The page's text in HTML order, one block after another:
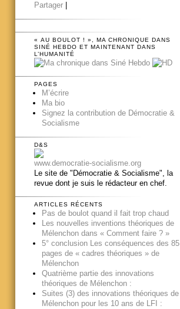
Partager
« AU BOULOT ! », MA CHRONIQUE DANS
SINÉ HEBDO ET MAINTENANT DANS
L’HUMANITÉ
PAGES
M’écrire
Ma bio
Signez la contribution de Démocratie &
Socialisme
D&S
www.democratie-socialisme.org
Le site de "Démocratie & Socialisme", la
revue dont je suis le rédacteur en chef.
ARTICLES RÉCENTS
Pas de boulot quand il fait trop chaud
Les nouvelles inventions théoriques de
Mélenchon dans « Comment faire ? »
5° conclusion Les conséquences des 85
pages de « cadres théoriques » de
Mélenchon
Quatrième partie des innovations
théoriques de Mélenchon :
Suites (3) des innovations théoriques de
Mélenchon pour les 10 ans de LFI :